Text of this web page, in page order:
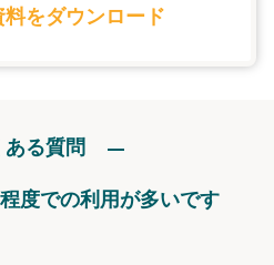
料をダウンロード
ある質問
度での利用が多いです